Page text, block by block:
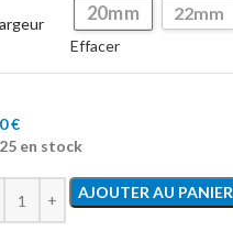
20mm 22mm
Effacer
€
25 en stock
AJOUTER AU PANIER